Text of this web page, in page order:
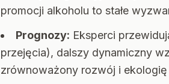
promocji alkoholu to stałe
Prognozy: Eksperci
przejęcia), dalszy dynamiczny
zrównoważony rozwój i